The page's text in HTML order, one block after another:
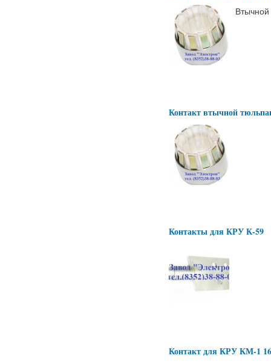
Контакт втычной
Контакты для КРУ К-59
Контакт для КРУ КМ-1